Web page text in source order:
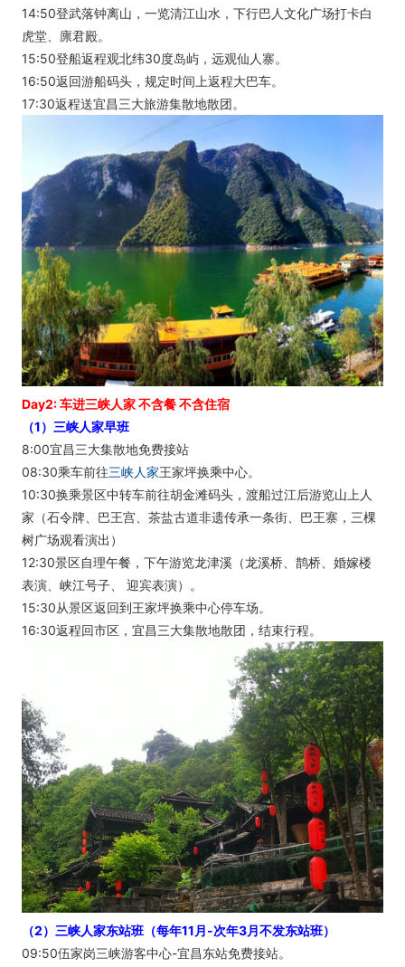
14:50登武落钟离山，一览清江山水，下行巴人文化广场打卡白
虎堂、廪君殿。
15:50登船返程观北纬30度岛屿，远观仙人寨。
16:50返回游船码头，规定时间上返程大巴车。
17:30返程送宜昌三大旅游集散地散团。
Day2: 车进三峡人家 不含餐 不含住宿
（1）三峡人家早班
8:00宜昌三大集散地免费接站
08:30乘车前往三峡人家王家坪换乘中心。
10:30换乘景区中转车前往胡金滩码头，渡船过江后游览山上人
家（石令牌、巴王宫、茶盐古道非遗传承一条街、巴王寨，三棵
树广场观看演出）
12:30景区自理午餐，下午游览龙津溪（龙溪桥、鹊桥、婚嫁楼
表演、峡江号子、 迎宾表演）。
15:30从景区返回到王家坪换乘中心停车场。
16:30返程回市区，宜昌三大集散地散团，结束行程。
（2）三峡人家东站班（每年11月-次年3月不发东站班）
09:50伍家岗三峡游客中心-宜昌东站免费接站。